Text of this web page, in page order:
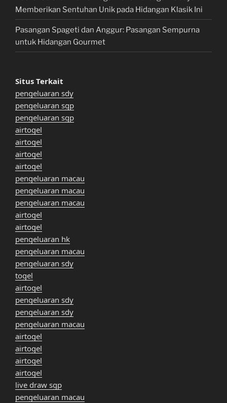
Memberikan Sentuhan Unik pada Hidangan Klasik Ini
Pasangan Spageti dan Anggur: Pasangan Sempurna
untuk Hidangan Gourmet
Situs Terkait
pengeluaran sdy
pengeluaran sgp
pengeluaran sgp
airtogel
airtogel
airtogel
airtogel
pengeluaran macau
pengeluaran macau
pengeluaran macau
airtogel
airtogel
pengeluaran hk
pengeluaran macau
pengeluaran sdy
togel
airtogel
pengeluaran sdy
pengeluaran sdy
pengeluaran macau
airtogel
airtogel
airtogel
airtogel
live draw sgp
pengeluaran macau